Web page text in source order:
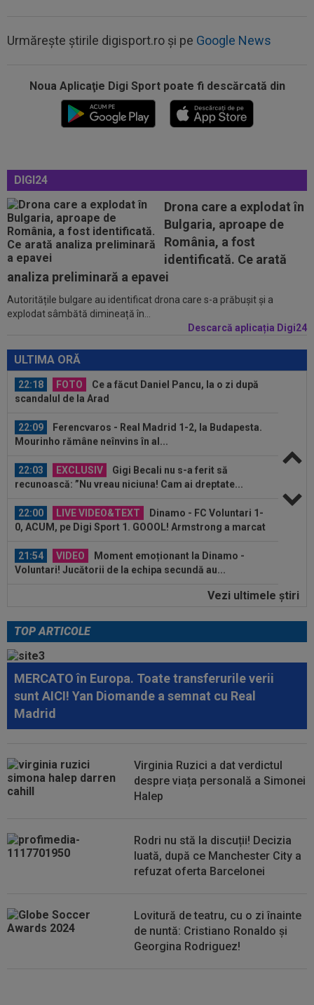
Urmărește știrile digisport.ro și pe Google News
Noua Aplicaţie Digi Sport poate fi descărcată din
DIGI24
Drona care a explodat în
Bulgaria, aproape de
România, a fost
identificată. Ce arată
analiza preliminară a epavei
Autoritățile bulgare au identificat drona care s-a prăbușit și a
explodat sâmbătă dimineață în...
Descarcă aplicația Digi24
ULTIMA ORĂ
22:09
Ferencvaros - Real Madrid 1-2, la Budapesta.
22:03 EXCLUSIV
Gigi Becali nu s-a ferit să
recunoască: ”Nu vreau niciuna! Cam ai dreptate...
LIVE VIDEO&TEXT
Dinamo - FC Voluntari 1-
21:54
VIDEO
Moment emoționant la Dinamo -
Voluntari! Jucătorii de la echipa secundă au...
21:51
Decizia luată de Barcelona, după ce
Manchester City i-a refuzat prima ofertă...
22:55
Estrela - Sporting 0-0,
ACUM, DGS 3. Ianis Stoica e titular! Cele mai tari...
22:43 EXCLUSIV
Scandal în pauza meciului Dinamo
- FC Voluntari! Bogdan Bălănescu a coborât la...
scandalul de la Arad
22:09
Ferencvaros - Real Madrid 1-2, la Budapesta.
Mourinho rămâne neînvins în al...
22:03 EXCLUSIV
Gigi Becali nu s-a ferit să
recunoască: ”Nu vreau niciuna! Cam ai dreptate...
22:00 LIVE VIDEO&TEXT
Dinamo - FC Voluntari 1-
0, ACUM, pe Digi Sport 1. GOOOL! Armstrong a marcat
21:54
VIDEO
Moment emoționant la Dinamo -
Voluntari! Jucătorii de la echipa secundă au...
21:51
Decizia luată de Barcelona, după ce
Manchester City i-a refuzat prima ofertă...
Estrela - Sporting 0-0,
22:43 EXCLUSIV
Scandal în pauza meciului Dinamo
- FC Voluntari! Bogdan Bălănescu a coborât la...
22:18 FOTO
Ce a făcut Daniel Pancu, la o zi după
scandalul de la Arad
22:09
Ferencvaros - Real Madrid 1-2, la Budapesta.
22:03 EXCLUSIV
Gigi Becali nu s-a ferit să
recunoască: ”Nu vreau niciuna! Cam ai dreptate...
Vezi ultimele ştiri
TOP ARTICOLE
MERCATO în Europa. Toate transferurile verii
sunt AICI! Yan Diomande a semnat cu Real
Madrid
Virginia Ruzici a dat verdictul
despre viața personală a Simonei
Halep
Rodri nu stă la discuții! Decizia
luată, după ce Manchester City a
refuzat oferta Barcelonei
Lovitură de teatru, cu o zi înainte
de nuntă: Cristiano Ronaldo și
Georgina Rodriguez!